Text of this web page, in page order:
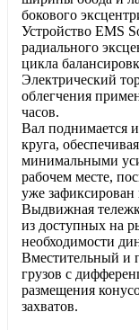
бокового
Устройство EMS
радиального
цикла
Электрический
облегчения
часов.
Вал поднимается и
круга,
минимальными
рабочем месте,
уже
Выдвижная
из доступных на
необходимости
Вместительный и
грузов с
размещения
захватов.